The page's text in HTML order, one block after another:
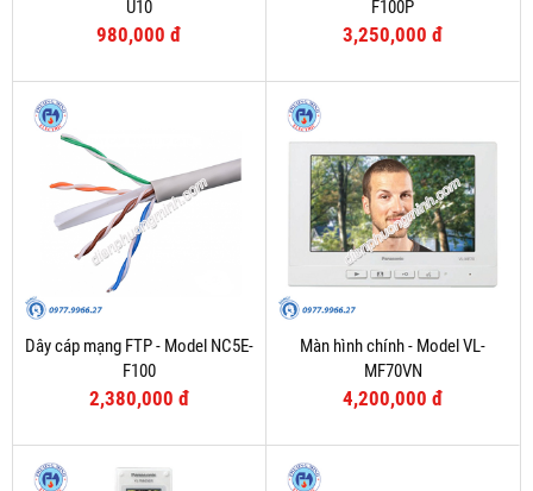
U10
980,000 đ
F100P
3,250,000 đ
Dây cáp mạng FTP - Model NC5E-
F100
2,380,000 đ
Màn hình chính - Model VL-
MF70VN
4,200,000 đ